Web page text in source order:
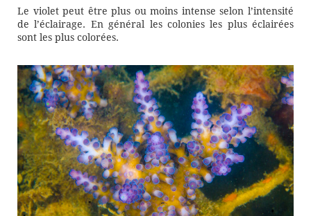
Le violet peut être plus ou moins intense selon l’intensité
de l’éclairage. En général les colonies les plus éclairées
sont les plus colorées.